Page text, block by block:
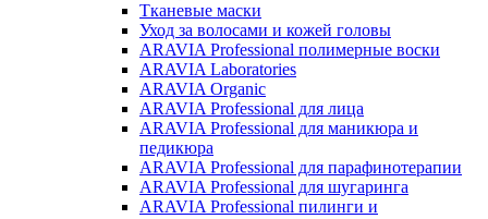
Тканевые маски
Уход за волосами и кожей головы
ARAVIA Professional полимерные воски
ARAVIA Laboratories
ARAVIA Organic
ARAVIA Professional для лица
ARAVIA Professional для маникюра и
педикюра
ARAVIA Professional для парафинотерапии
ARAVIA Professional для шугаринга
ARAVIA Professional пилинги и